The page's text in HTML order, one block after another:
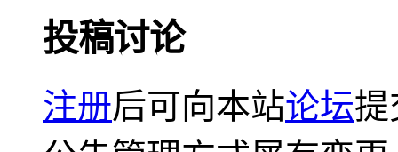
投稿讨论
注册后可向本站论坛提